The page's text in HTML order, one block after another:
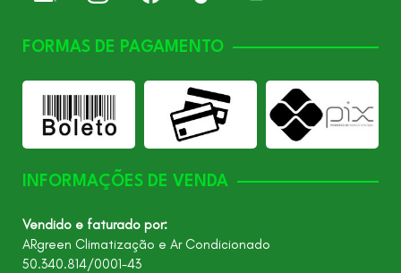
FORMAS DE PAGAMENTO
INFORMAÇÕES DE VENDA
Vendido e faturado por:
ARgreen Climatização e Ar Condicionado
50.340.814/0001-43